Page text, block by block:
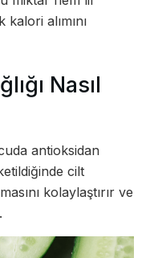
alımını
Nasıl
antioksidan
cilt
kolaylaştırır ve